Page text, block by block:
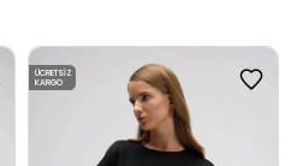
ÜCRETSIZ
KARGO